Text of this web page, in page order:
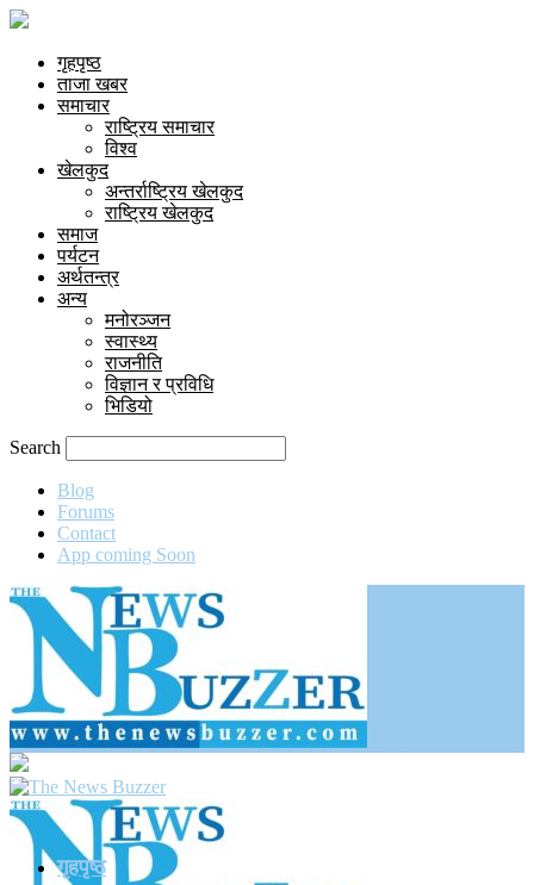
गृहपृष्ठ
ताजा खबर
समाचार
राष्ट्रिय समाचार
विश्व
खेलकुद
अन्तर्राष्ट्रिय खेलकुद
राष्ट्रिय खेलकुद
समाज
पर्यटन
अर्थतन्त्र
अन्य
मनोरञ्जन
स्वास्थ्य
राजनीति
विज्ञान र प्रविधि
भिडियो
Search
Blog
Forums
Contact
App coming Soon
गृहपृष्ठ